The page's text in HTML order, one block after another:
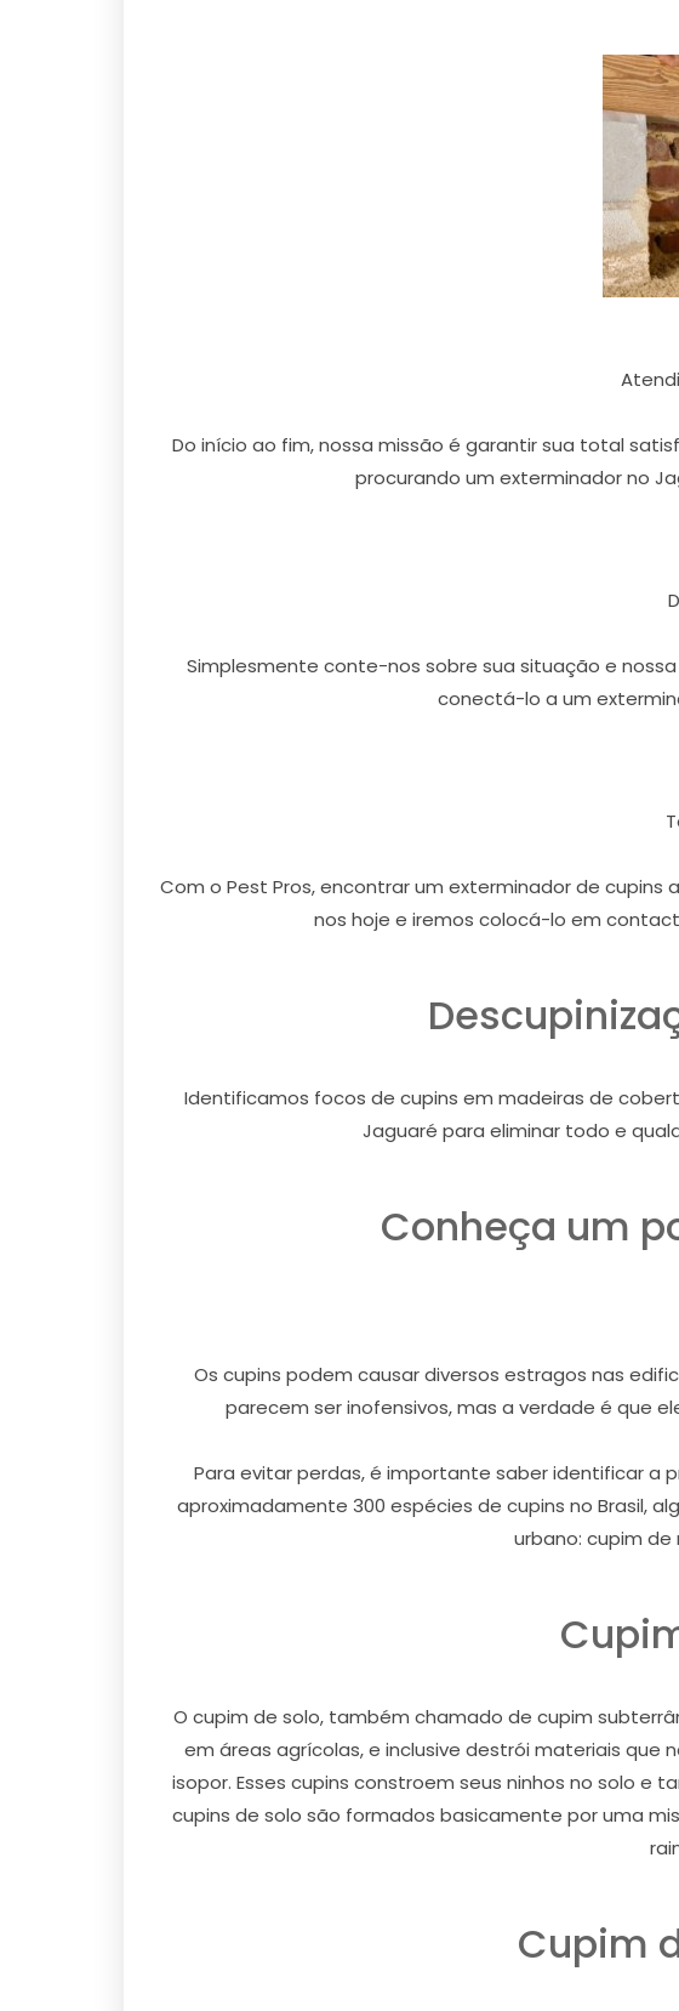
Do início ao fim, nossa missão é garantir sua total
procurando um exterminador no
Simplesmente conte-nos sobre sua situação e
conectá-lo a um
Com o Pest Pros, encontrar um exterminador de
nos hoje e iremos colocá-lo em
Identificamos focos de cupins em madeiras de
Jaguaré para eliminar todo e
Conheça um
Os cupins podem causar diversos estragos nas
parecem ser inofensivos, mas a verdade é que
Para evitar perdas, é importante saber identificar a
aproximadamente 300 espécies de cupins no Brasil,
urbano: cupim
O cupim de solo, também chamado de cupim
em áreas agrícolas, e inclusive destrói materiais que
isopor. Esses cupins constroem seus ninhos no solo e
cupins de solo são formados basicamente por uma
Cupim